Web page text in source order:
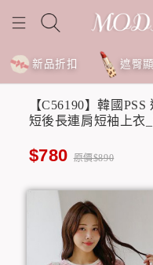
新品折扣 遮臀
【C56190】韓國
短後長連肩短袖上
$780 原價$890